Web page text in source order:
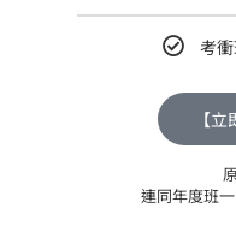
考
【
連同年度班